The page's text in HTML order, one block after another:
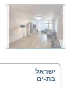
ישראל
בת-ים